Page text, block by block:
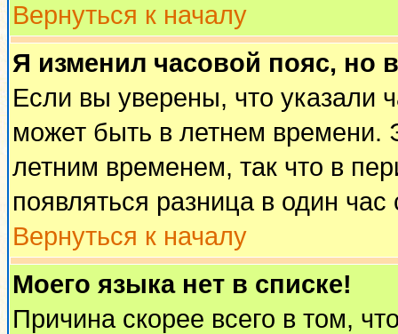
Вернуться к началу
Я изменил часовой пояс, но
Если вы уверены, что указали
может быть в летнем времени.
летним временем, так что в
появляться разница в один
Вернуться к началу
Моего языка нет в списке!
Причина скорее всего в том,